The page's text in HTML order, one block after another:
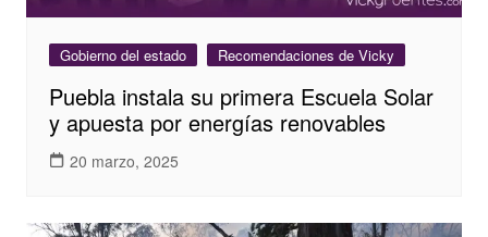
Gobierno del estado Recomendaciones de Vicky
Puebla instala su primera Escuela Solar
y apuesta por energías renovables
20 marzo, 2025